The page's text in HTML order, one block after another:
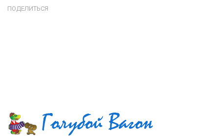
ПОДЕЛИТЬСЯ